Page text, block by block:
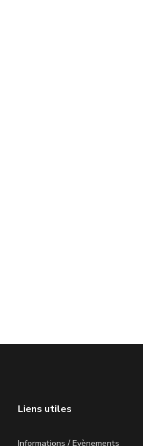
Liens utiles
Informations / Evènements